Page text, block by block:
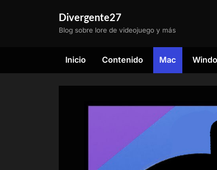
Divergente27
Blog sobre lore de videojuego y más
Inicio Contenido Mac